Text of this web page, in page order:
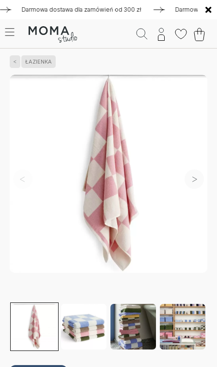
Darmowa dostawa dla zamówień od 300 zł Darmowa dostawa
ŁAZIENKA